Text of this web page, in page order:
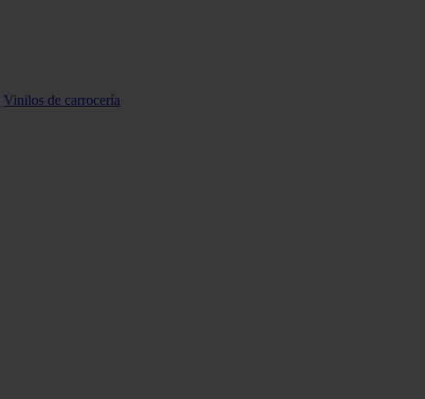
Vinilos de carrocería